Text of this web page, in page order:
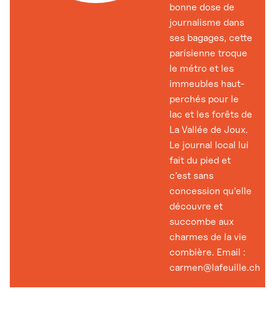
bonne dose de
journalisme dans
ses bagages, cette
parisienne troque
le métro et les
immeubles haut-
perchés pour le
lac et les forêts de
La Vallée de Joux.
Le journal local lui
fait du pied et
c’est sans
concession qu’elle
découvre et
succombe aux
charmes de la vie
combière. Email :
carmen@lafeuille.ch